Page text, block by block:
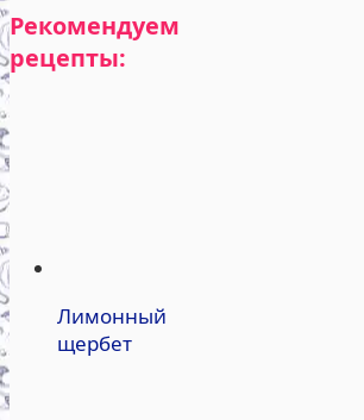
Рекомендуем
рецепты:
Лимонный
щербет